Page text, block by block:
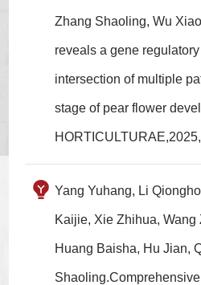
Zhang Shaoling, Wu
reveals a gene
intersection of multiple
stage of pear flower
Yang Yuhang, Li
Kaijie, Xie Zhihua, Wang
Huang Baisha, Hu Jian,